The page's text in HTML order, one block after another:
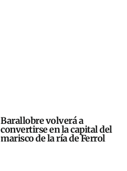
Barallobre volverá a
convertirse en la capital del
marisco de la ría de Ferrol